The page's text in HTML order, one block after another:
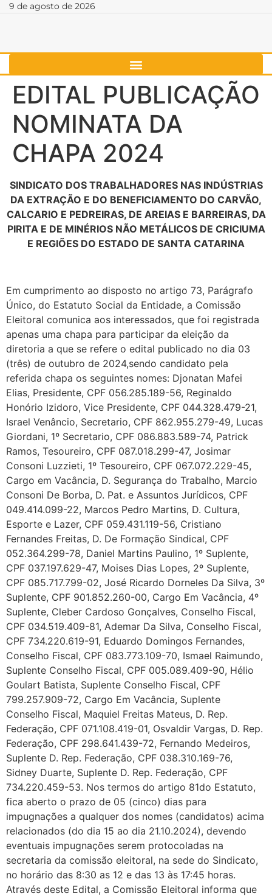
9 de agosto de 2026
EDITAL PUBLICAÇÃO
NOMINATA DA
CHAPA 2024
SINDICATO DOS TRABALHADORES NAS INDÚSTRIAS
DA EXTRAÇÃO E DO BENEFICIAMENTO DO CARVÃO,
CALCARIO E PEDREIRAS, DE AREIAS E BARREIRAS, DA
PIRITA E DE MINÉRIOS NÃO METÁLICOS DE CRICIUMA
E REGIÕES DO ESTADO DE SANTA CATARINA
Em cumprimento ao disposto no artigo 73, Parágrafo
Único, do Estatuto Social da Entidade, a Comissão
Eleitoral comunica aos interessados, que foi registrada
apenas uma chapa para participar da eleição da
diretoria a que se refere o edital publicado no dia 03
(três) de outubro de 2024,sendo candidato pela
referida chapa os seguintes nomes: Djonatan Mafei
Elias, Presidente, CPF 056.285.189-56, Reginaldo
Honório Izidoro, Vice Presidente, CPF 044.328.479-21,
Israel Venâncio, Secretario, CPF 862.955.279-49, Lucas
Giordani, 1º Secretario, CPF 086.883.589-74, Patrick
Ramos, Tesoureiro, CPF 087.018.299-47, Josimar
Consoni Luzzieti, 1º Tesoureiro, CPF 067.072.229-45,
Cargo em Vacância, D. Segurança do Trabalho, Marcio
Consoni De Borba, D. Pat. e Assuntos Jurídicos, CPF
049.414.099-22, Marcos Pedro Martins, D. Cultura,
Esporte e Lazer, CPF 059.431.119-56, Cristiano
Fernandes Freitas, D. De Formação Sindical, CPF
052.364.299-78, Daniel Martins Paulino, 1º Suplente,
CPF 037.197.629-47, Moises Dias Lopes, 2º Suplente,
CPF 085.717.799-02, José Ricardo Dorneles Da Silva, 3º
Suplente, CPF 901.852.260-00, Cargo Em Vacância, 4º
Suplente, Cleber Cardoso Gonçalves, Conselho Fiscal,
CPF 034.519.409-81, Ademar Da Silva, Conselho Fiscal,
CPF 734.220.619-91, Eduardo Domingos Fernandes,
Conselho Fiscal, CPF 083.773.109-70, Ismael Raimundo,
Suplente Conselho Fiscal, CPF 005.089.409-90, Hélio
Goulart Batista, Suplente Conselho Fiscal, CPF
799.257.909-72, Cargo Em Vacância, Suplente
Conselho Fiscal, Maquiel Freitas Mateus, D. Rep.
Federação, CPF 071.108.419-01, Osvaldir Vargas, D. Rep.
Federação, CPF 298.641.439-72, Fernando Medeiros,
Suplente D. Rep. Federação, CPF 038.310.169-76,
Sidney Duarte, Suplente D. Rep. Federação, CPF
734.220.459-53. Nos termos do artigo 81do Estatuto,
fica aberto o prazo de 05 (cinco) dias para
impugnações a qualquer dos nomes (candidatos) acima
relacionados (do dia 15 ao dia 21.10.2024), devendo
eventuais impugnações serem protocoladas na
secretaria da comissão eleitoral, na sede do Sindicato,
no horário das 8:30 as 12 e das 13 às 17:45 horas.
Através deste Edital, a Comissão Eleitoral informa que